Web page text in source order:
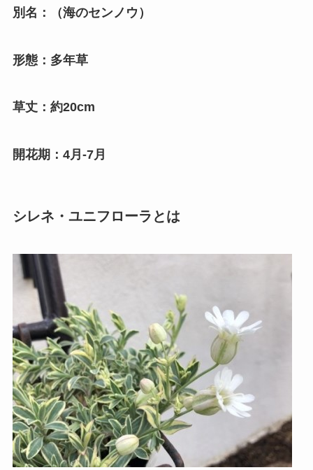
別名：（海のセンノウ）
形態：多年草
草丈：約20cm
開花期：4月-7月
シレネ・ユニフローラとは